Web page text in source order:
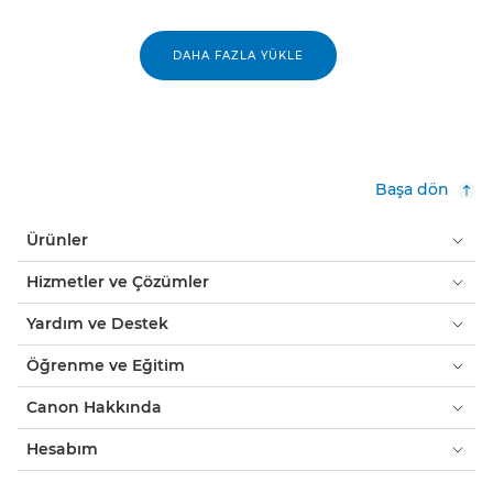
DAHA FAZLA YÜKLE
Başa dön
Ürünler
Hizmetler ve Çözümler
Yardım ve Destek
Öğrenme ve Eğitim
Canon Hakkında
Hesabım